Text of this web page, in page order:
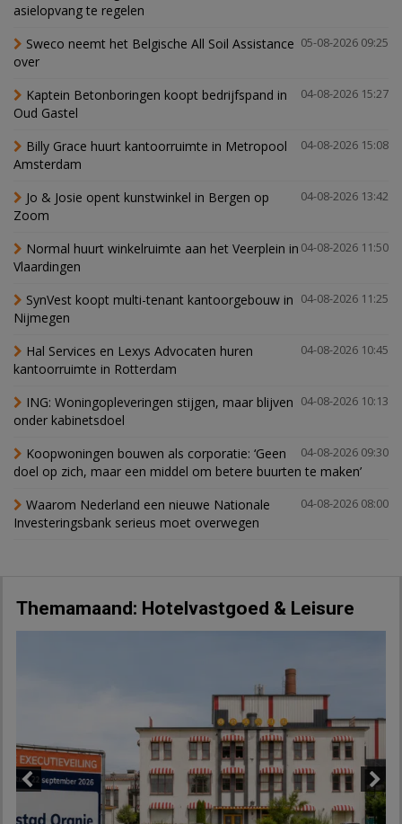
asielopvang te regelen
05-08-2026 09:25
Sweco neemt het Belgische All Soil Assistance
over
04-08-2026 15:27
Kaptein Betonboringen koopt bedrijfspand in
Oud Gastel
04-08-2026 15:08
Billy Grace huurt kantoorruimte in Metropool
Amsterdam
04-08-2026 13:42
Jo & Josie opent kunstwinkel in Bergen op
Zoom
04-08-2026 11:50
Normal huurt winkelruimte aan het Veerplein in
Vlaardingen
04-08-2026 11:25
SynVest koopt multi-tenant kantoorgebouw in
Nijmegen
04-08-2026 10:45
Hal Services en Lexys Advocaten huren
kantoorruimte in Rotterdam
04-08-2026 10:13
ING: Woningopleveringen stijgen, maar blijven
onder kabinetsdoel
04-08-2026 09:30
Koopwoningen bouwen als corporatie: ‘Geen
doel op zich, maar een middel om betere buurten te maken’
04-08-2026 08:00
Waarom Nederland een nieuwe Nationale
Investeringsbank serieus moet overwegen
Themamaand: Hotelvastgoed & Leisure
Next